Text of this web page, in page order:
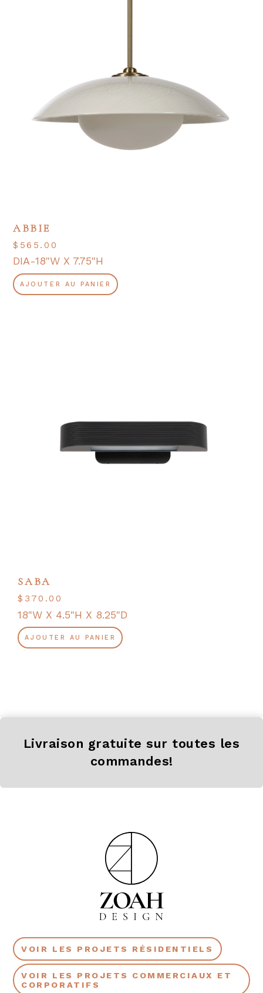
ABBIE
$ 565.00
DIA-18"W X 7.75"H
AJOUTER AU PANIER
SABA
$370.00
18"W X 4.5"H X 8.25"D
AJOUTER AU PANIER
Livraison gratuite sur toutes les
commandes!
VOIR LES PROJETS RÉSIDENTIELS
VOIR LES PROJETS COMMERCIAUX ET
CORPORATIFS